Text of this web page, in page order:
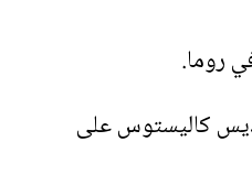
كاليستوس على